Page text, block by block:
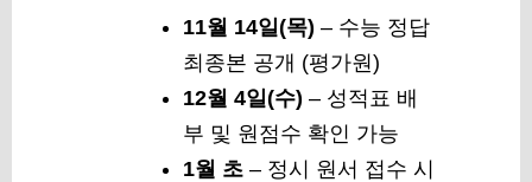
11월 14일(목) – 수능 정답
최종본 공개 (평가원)
12월 4일(수) – 성적표 배
부 및 원점수 확인 가능
1월 초 – 정시 원서 접수 시